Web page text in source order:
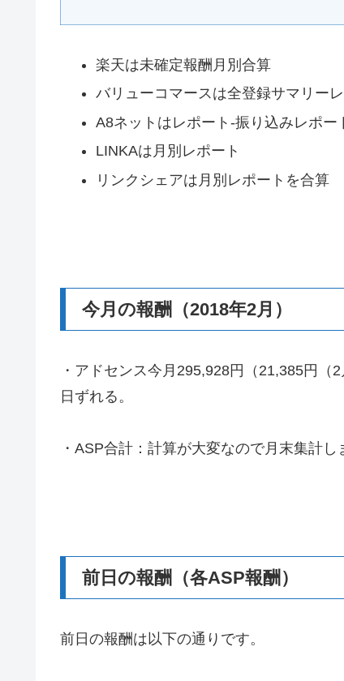
楽天は未確定報酬月別合算
バリューコマースは全登録サマリー
A8ネットはレポート-振り込みレポー
LINKAは月別レポート
リンクシェアは月別レポートを合算
今月の報酬（2018年2月）
・アドセンス今月295,928円（21,385円
日ずれる。
・ASP合計：計算が大変なので月末集計し
前日の報酬（各ASP報酬）
前日の報酬は以下の通りです。